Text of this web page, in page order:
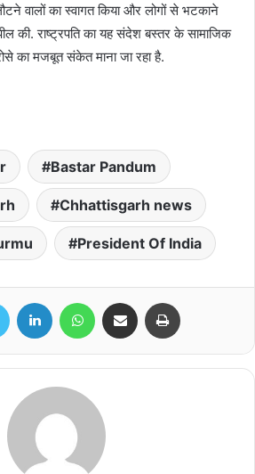
वालों का स्वागत किया और लोगों से भटकाने
की. राष्ट्रपति का यह संदेश बस्तर के सामाजिक
का मजबूत संकेत माना जा रहा है.
Bastar Pandum
Chhattisgarh news
President Of India
Twitter LinkedIn WhatsAppShare via Email